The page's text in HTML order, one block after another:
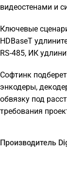
видеостенами и
Ключевые
HDBaseT
RS-485, ИК
Софтинк
энкодеры,
обвязку под
требования
Производитель